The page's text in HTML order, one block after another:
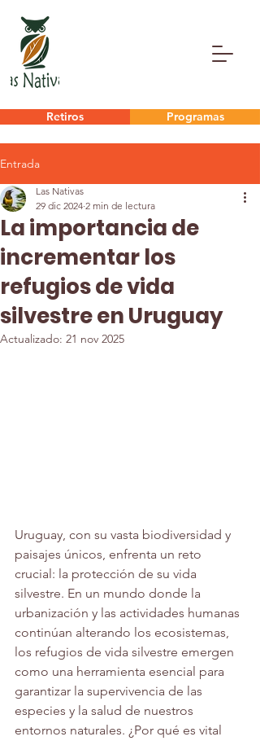
Retiros Programas
Entrada
La importancia de
incrementar los
refugios de vida
silvestre en Uruguay
Las Nativas
29 dic 2024 2 min de lectura
Actualizado: 21 nov 2025
Uruguay, con su vasta biodiversidad y
paisajes únicos, enfrenta un reto
crucial: la protección de su vida
silvestre. En un mundo donde la
urbanización y las actividades humanas
continúan alterando los ecosistemas,
los refugios de vida silvestre emergen
como una herramienta esencial para
garantizar la supervivencia de las
especies y la salud de nuestros
entornos naturales. ¿Por qué es vital